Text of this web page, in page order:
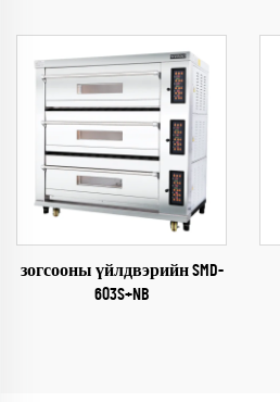
зогсооны үйлдвэрийн SMD-
603S+NB